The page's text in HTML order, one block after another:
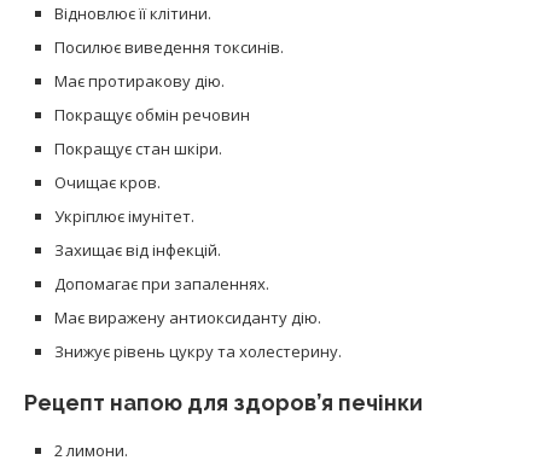
Відновлює її клітини.
Посилює виведення токсинів.
Має протиракову дію.
Покращує обмін речовин
Покращує стан шкіри.
Очищає кров.
Укріплює імунітет.
Захищає від інфекцій.
Допомагає при запаленнях.
Має виражену антиоксиданту дію.
Знижує рівень цукру та холестерину.
Рецепт напою для здоров’я печінки
2 лимони.